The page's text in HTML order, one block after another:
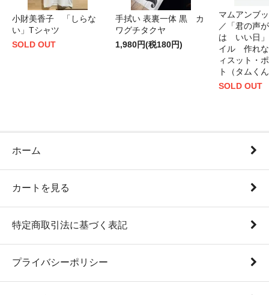
小財美香子 「しらな
い」Tシャツ
SOLD OUT
手拭い 表裏一体 黒 カ
ワグチタクヤ
1,980円(税180円)
マムアンブ
／「君の声
は いい日」
イル 作れ
ィスット・
ト（タムく
SOLD OUT
ホーム
カートを見る
特定商取引法に基づく表記
プライバシーポリシー